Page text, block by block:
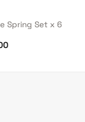
Spring Set x 6